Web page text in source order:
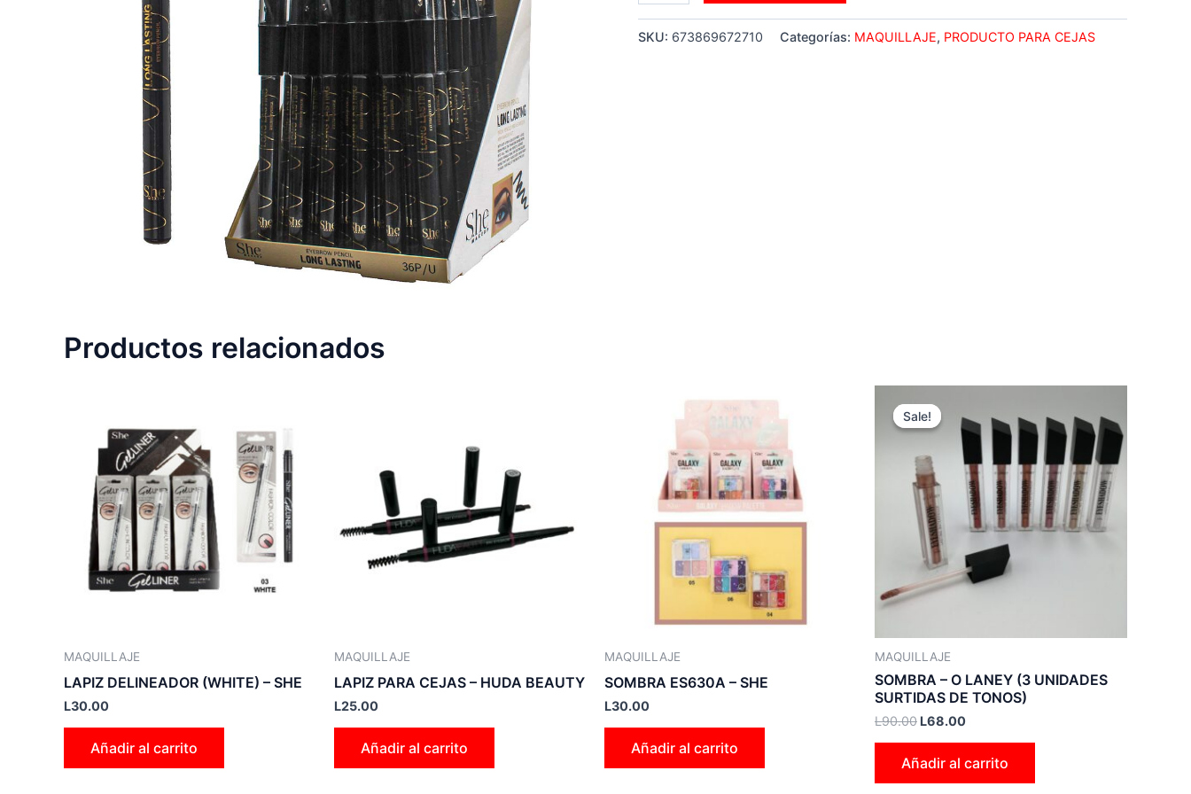
SKU: 673869672710 Categorías: MAQUILLAJE, PRODUCTO PARA CEJAS
Productos relacionados
MAQUILLAJE
LAPIZ DELINEADOR (WHITE) – SHE
L30.00
Añadir al carrito
MAQUILLAJE
LAPIZ PARA CEJAS – HUDA BEAUTY
L25.00
Añadir al carrito
MAQUILLAJE
SOMBRA ES630A – SHE
L30.00
Añadir al carrito
Sale!
Sale!
MAQUILLAJE
SOMBRA – O LANEY (3 UNIDADES
SURTIDAS DE TONOS)
L90.00
price
was:
L90.00.
L68.00
is:
L68.00.
Añadir al carrito